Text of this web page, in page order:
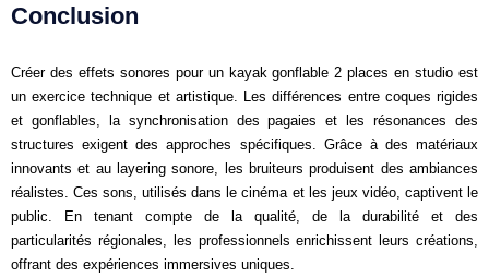
Conclusion
Créer des effets sonores pour un kayak gonflable 2 places en studio est
un exercice technique et artistique. Les différences entre coques rigides
et gonflables, la synchronisation des pagaies et les résonances des
structures exigent des approches spécifiques. Grâce à des matériaux
innovants et au layering sonore, les bruiteurs produisent des ambiances
réalistes. Ces sons, utilisés dans le cinéma et les jeux vidéo, captivent le
public. En tenant compte de la qualité, de la durabilité et des
particularités régionales, les professionnels enrichissent leurs créations,
offrant des expériences immersives uniques.